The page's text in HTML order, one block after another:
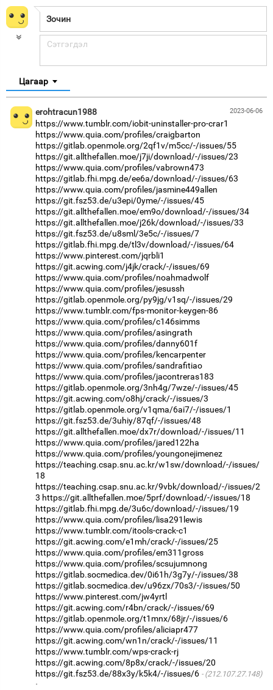
Цагаар
2023-06-06
erohtracun1988
https://www.tumblr.com/iobit-uninstaller-pro-crar1
https://www.quia.com/profiles/craigbarton
https://gitlab.openmole.org/2qf1v/m5cc/-/issues/55
https://git.allthefallen.moe/j7ji/download/-/issues/23
https://www.quia.com/profiles/vabrown473
https://gitlab.fhi.mpg.de/ee6a/download/-/issues/63
https://www.quia.com/profiles/jasmine449allen
https://git.fsz53.de/u3epi/0yme/-/issues/45
https://git.allthefallen.moe/em9o/download/-/issues/34
https://git.allthefallen.moe/j26k/download/-/issues/33
https://git.fsz53.de/u8sml/3e5c/-/issues/7
https://gitlab.fhi.mpg.de/tl3v/download/-/issues/64
https://www.pinterest.com/jqrbli1
https://git.acwing.com/j4jk/crack/-/issues/69
https://www.quia.com/profiles/noahmadwolf
https://www.quia.com/profiles/jesussh
https://gitlab.openmole.org/py9jg/v1sq/-/issues/29
https://www.tumblr.com/fps-monitor-keygen-86
https://www.quia.com/profiles/c146simms
https://www.quia.com/profiles/asingrath
https://www.quia.com/profiles/danny601f
https://www.quia.com/profiles/kencarpenter
https://www.quia.com/profiles/sandrafitiao
https://www.quia.com/profiles/jacontreras183
https://gitlab.openmole.org/3nh4g/7wze/-/issues/45
https://git.acwing.com/o8hj/crack/-/issues/3
https://gitlab.openmole.org/v1qma/6ai7/-/issues/1
https://git.fsz53.de/3uhiy/87qf/-/issues/48
https://git.allthefallen.moe/dx7r/download/-/issues/11
https://www.quia.com/profiles/jared122ha
https://www.quia.com/profiles/youngonejimenez
https://teaching.csap.snu.ac.kr/w1sw/download/-/issues/
18
https://teaching.csap.snu.ac.kr/9vbk/download/-/issues/2
3 https://git.allthefallen.moe/5prf/download/-/issues/18
https://gitlab.fhi.mpg.de/3u6c/download/-/issues/19
https://www.quia.com/profiles/lisa291lewis
https://www.tumblr.com/itools-crack-c1
https://git.acwing.com/e1mh/crack/-/issues/25
https://www.quia.com/profiles/em311gross
https://www.quia.com/profiles/scsujumnong
https://gitlab.socmedica.dev/0i61h/3g7y/-/issues/38
https://gitlab.socmedica.dev/u96zx/70s3/-/issues/50
https://www.pinterest.com/jw4yrtl
https://git.acwing.com/r4bn/crack/-/issues/69
https://gitlab.openmole.org/t1mnx/68jr/-/issues/6
https://www.quia.com/profiles/aliciapr477
https://git.acwing.com/wn1n/crack/-/issues/11
https://www.tumblr.com/wps-crack-rj
https://git.acwing.com/8p8x/crack/-/issues/20
https://git.fsz53.de/88x3y/k5k4/-/issues/6
(212.107.27.148)
·